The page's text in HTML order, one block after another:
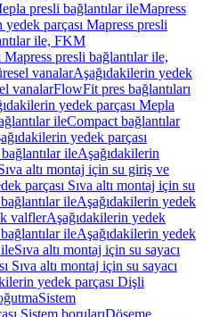
presli bağlantılar ileMapress
yedek parçası Mapress presli
ile, FKM
presli bağlantılar ile,
vanalarAşağıdakilerin yedek
vanalarFlowFit pres bağlantıları
yedek parçası Mepla
ileCompact bağlantılar
yedek parçası
ileAşağıdakilerin
altı montaj için su giriş ve
parçası Sıva altı montaj için su
ileAşağıdakilerin yedek
valflerAşağıdakilerin yedek
ileAşağıdakilerin yedek
Sıva altı montaj için su sayacı
Sıva altı montaj için su sayacı
yedek parçası Dişli
Sistem
Sistem borularıDöşeme